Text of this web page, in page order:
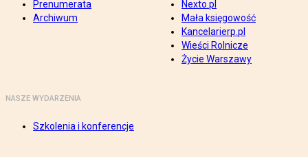
Prenumerata
Archiwum
Nexto.pl
Mała księgowość
Kancelarierp.pl
Wieści Rolnicze
Życie Warszawy
NASZE WYDARZENIA
Szkolenia i konferencje